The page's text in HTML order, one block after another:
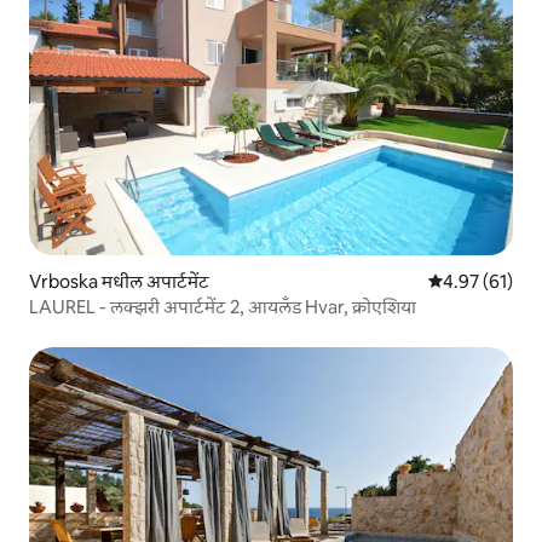
Vrboska मधील अपार्टमेंट 5 पैकी 4.97
4.97 (61)
LAUREL - लक्झरी अपार्टमेंट 2, आयलँड Hvar, क्रोएशिया